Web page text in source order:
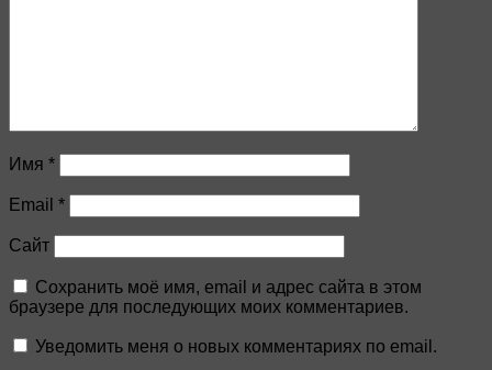
Имя *
Email *
Сайт
Сохранить моё имя, email и адрес сайта в этом
браузере для последующих моих комментариев.
Уведомить меня о новых комментариях по email.